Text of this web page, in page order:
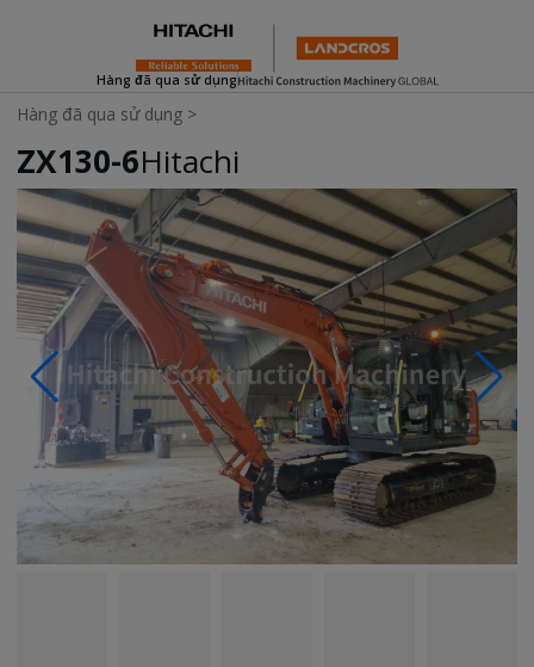
Hàng đã qua sử dụng
Hàng đã qua sử dụng >
ZX130-6Hitachi
Photos & Videos